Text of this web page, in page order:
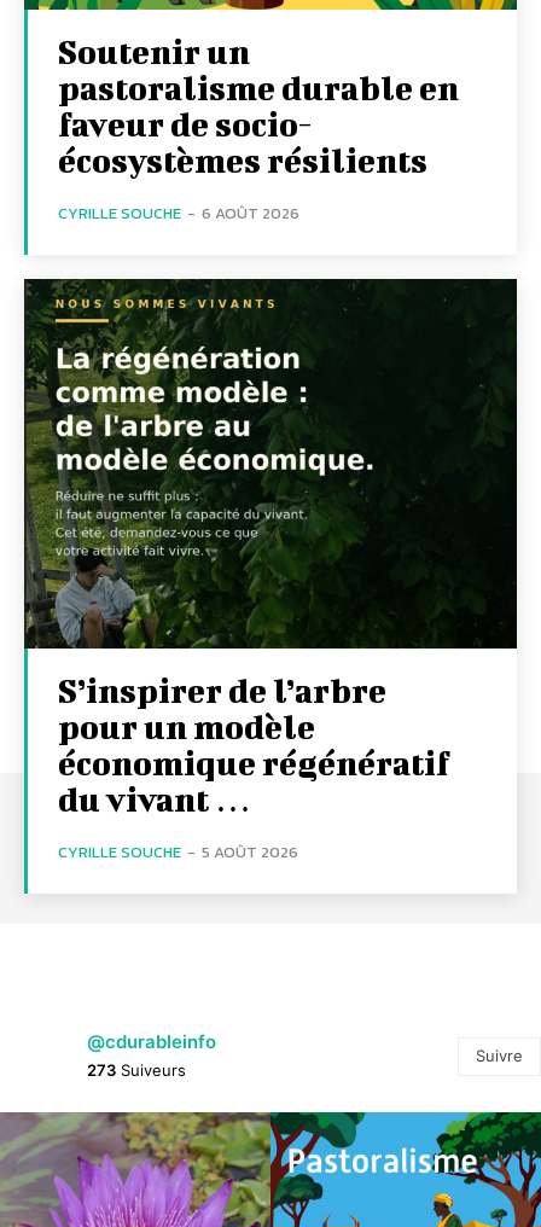
Soutenir un
pastoralisme durable en
faveur de socio-
écosystèmes résilients
CYRILLE SOUCHE - 6 AOÛT 2026
S’inspirer de l’arbre
pour un modèle
économique régénératif
du vivant …
CYRILLE SOUCHE - 5 AOÛT 2026
@cdurableinfo
273 Suiveurs
Suivre